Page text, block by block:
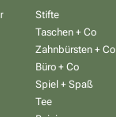
Stifte
Taschen + Co
Zahnbürsten + Co
Büro + Co
Spiel + Spaß
Tee